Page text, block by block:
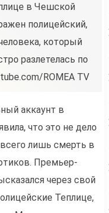
в Чешской
полицейский,
который
разлетелась по
ROMEA TV
аккаунт в
что это не дело
лишь смерть в
Премьер-
через свой
Теплице,